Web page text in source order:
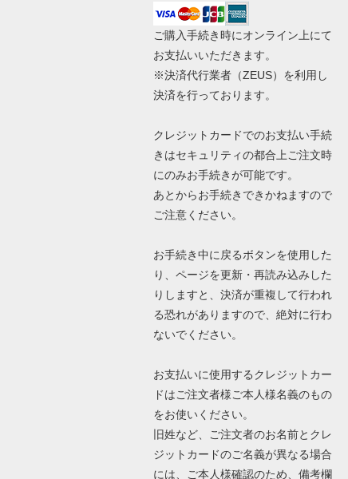
ご購入手続き時にオンライン上にて
お支払いいただきます。
※決済代行業者（ZEUS）を利用し
決済を行っております。
クレジットカードでのお支払い手続
きはセキュリティの都合上ご注文時
にのみお手続きが可能です。
あとからお手続きできかねますので
ご注意ください。
お手続き中に戻るボタンを使用した
り、ページを更新・再読み込みした
りしますと、決済が重複して行われ
る恐れがありますので、絶対に行わ
ないでください。
お支払いに使用するクレジットカー
ドはご注文者様ご本人様名義のもの
をお使いください。
旧姓など、ご注文者のお名前とクレ
ジットカードのご名義が異なる場合
には、ご本人様確認のため、備考欄